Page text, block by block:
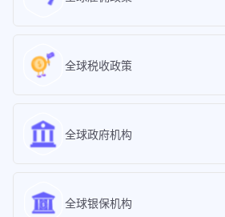
全球税收政策
全球政府机构
全球银保机构